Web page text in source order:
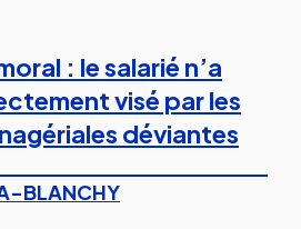
: le salarié n’a
visé par les
déviantes
BLANCHY